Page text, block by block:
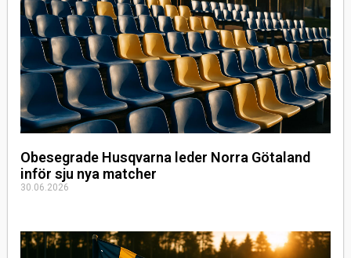
Obesegrade Husqvarna leder Norra Götaland
inför sju nya matcher
30.06.2026